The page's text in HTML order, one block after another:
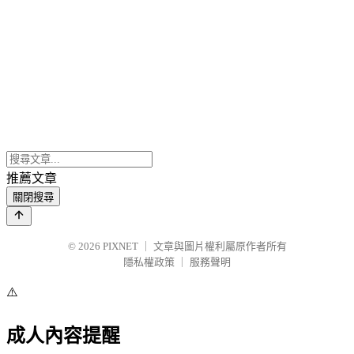
推薦文章
關閉搜尋
© 2026 PIXNET
文章與圖片權利屬原作者所有
隱私權政策
服務聲明
⚠️
成人內容提醒